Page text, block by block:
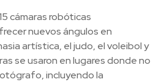
cámaras robóticas
nuevos ángulos en
artística, el judo, el voleibol y
se usaron en lugares donde no
incluyendo la